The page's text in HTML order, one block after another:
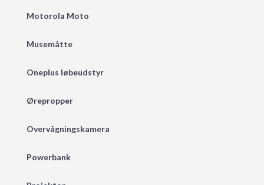
Motorola Moto
Musemåtte
Oneplus løbeudstyr
Ørepropper
Overvågningskamera
Powerbank